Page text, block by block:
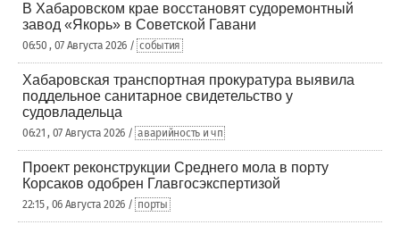
В Хабаровском крае восстановят судоремонтный
завод «Якорь» в Советской Гавани
06:50 , 07 Августа 2026 / события
Хабаровская транспортная прокуратура выявила
поддельное санитарное свидетельство у
судовладельца
06:21 , 07 Августа 2026 / аварийность и чп
Проект реконструкции Среднего мола в порту
Корсаков одобрен Главгосэкспертизой
22:15 , 06 Августа 2026 / порты